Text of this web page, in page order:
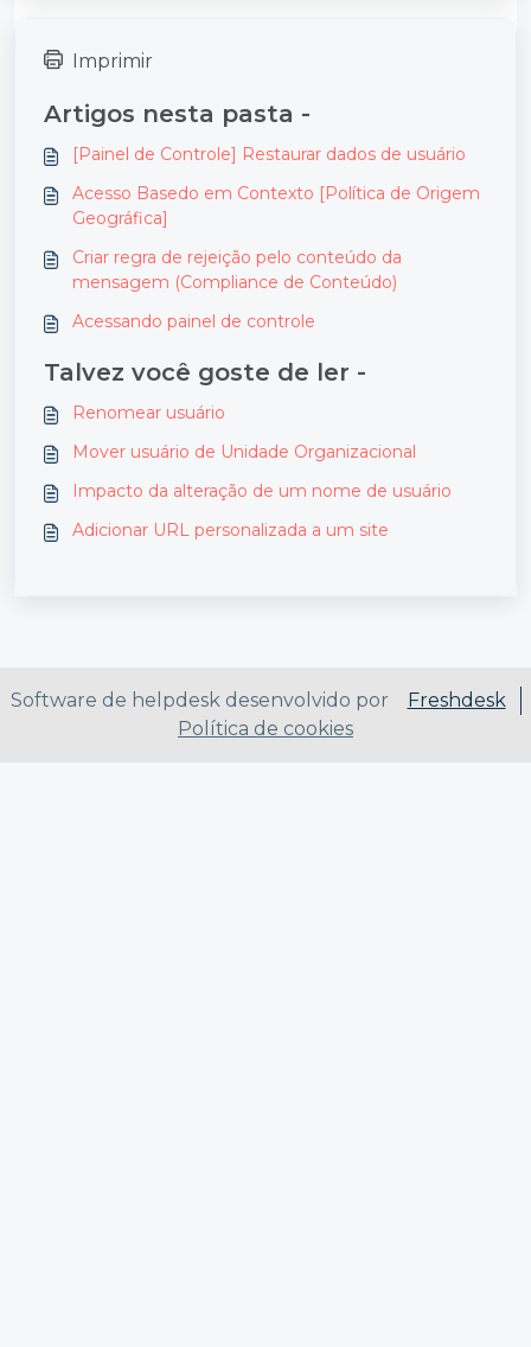
Imprimir
Artigos nesta pasta -
[Painel de Controle] Restaurar dados de usuário
Acesso Basedo em Contexto [Política de Origem
Geográfica]
Criar regra de rejeição pelo conteúdo da
mensagem (Compliance de Conteúdo)
Acessando painel de controle
Talvez você goste de ler -
Renomear usuário
Mover usuário de Unidade Organizacional
Impacto da alteração de um nome de usuário
Adicionar URL personalizada a um site
Software de helpdesk desenvolvido por
Freshdesk
Política de cookies